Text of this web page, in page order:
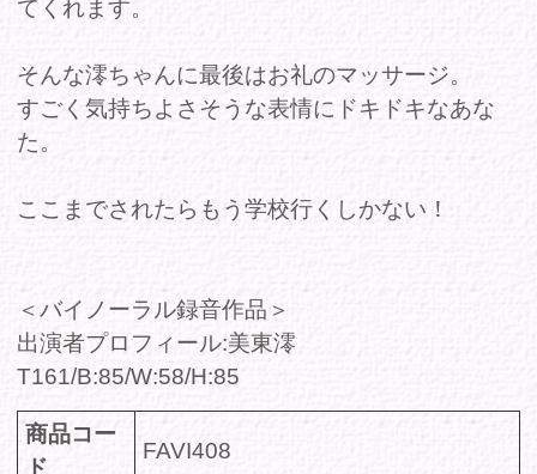
商品コー
FAVI408
収録時間
30分
発売日
2026年06月26日
レーベル
シリーズ
バーチャルダイブ
ジャンル
セクシー グラビア 、 アイドル
価格(税
込)
定価 980円
DMMで購入
アクスタ購入